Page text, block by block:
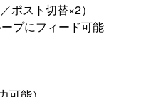
ポスト切替×2）
プにフィード可能